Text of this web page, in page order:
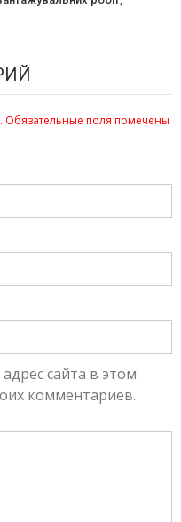
Обязательные поля помечены
сайта в этом
комментариев.